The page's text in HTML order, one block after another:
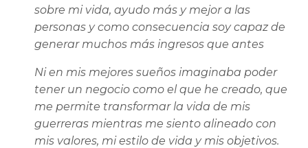
sobre mi vida, ayudo más y mejor a las
personas y como consecuencia soy capaz de
generar muchos más ingresos que antes
Ni en mis mejores sueños imaginaba poder
tener un negocio como el que he creado, que
me permite transformar la vida de mis
guerreras mientras me siento alineado con
mis valores, mi estilo de vida y mis objetivos.